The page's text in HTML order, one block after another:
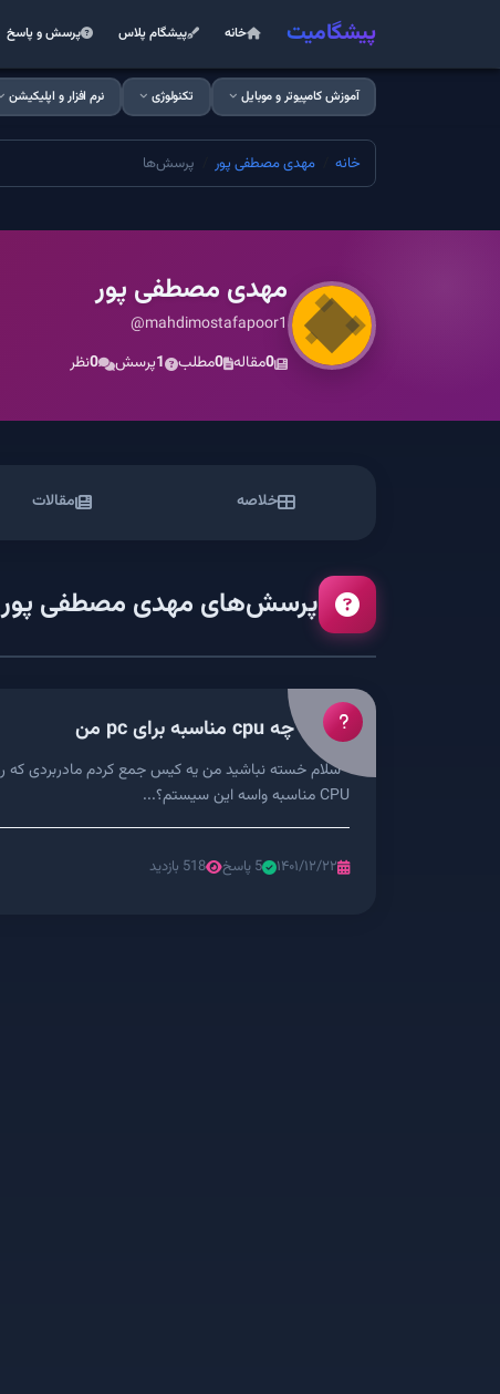
پیشگامیت خانه پیشگام پلاس پرسش و پاسخ
آموزش کامپیوتر و موبایل تکنولوژی نرم افزار و اپلیکیشن
خانه مهدی مصطفی پور پرسش‌ها
مهدی مصطفی پور
@mahdimostafapoor1
0مقاله 0مطلب 1پرسش 0نظر
خلاصه مقالات
پرسش‌های مهدی مصطفی پور
چه cpu مناسبه برای pc من
CPU مناسبه واسه این سیستم؟...
۱۴۰۱/۱۲/۲۲ 5 پاسخ 518 بازدید